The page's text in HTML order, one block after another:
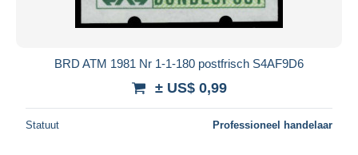
BRD ATM 1981 Nr 1-1-180 postfrisch S4AF9D6
± US$ 0,99
Statuut Professioneel handelaar